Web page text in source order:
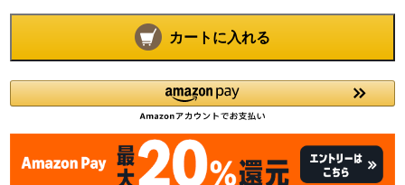
カートに入れる